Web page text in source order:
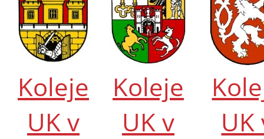
Koleje
UK v
Koleje
UK v
UK